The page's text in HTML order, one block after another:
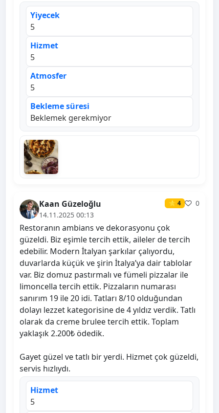
Yiyecek
5
Hizmet
5
Atmosfer
5
Bekleme süresi
Beklemek gerekmiyor
Kaan Güzeloğlu ⭐ 4
0
14.11.2025 00:13
Restoranın ambians ve dekorasyonu çok
güzeldi. Biz eşimle tercih ettik, aileler de tercih
edebilir. Modern İtalyan şarkılar çalıyordu,
duvarlarda küçük ve şirin İtalya’ya dair tablolar
var. Biz domuz pastırmalı ve fümeli pizzalar ile
limoncella tercih ettik. Pizzaların numarası
sanırım 19 ile 20 idi. Tatları 8/10 olduğundan
dolayı lezzet kategorisine de 4 yıldız verdik. Tatlı
olarak da creme brulee tercih ettik. Toplam
yaklaşık 2.200₺ ödedik.
Gayet güzel ve tatlı bir yerdi. Hizmet çok güzeldi,
servis hızlıydı.
Hizmet
5